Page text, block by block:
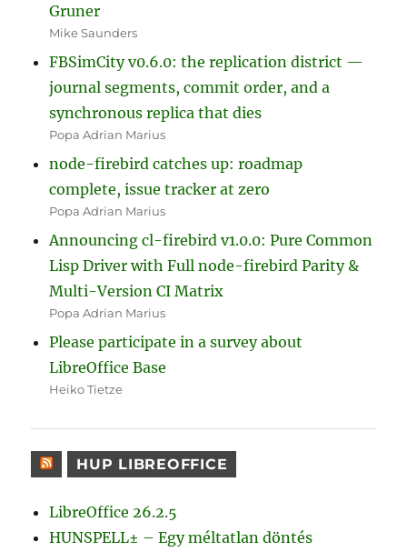
Gruner
Mike Saunders
FBSimCity v0.6.0: the replication district —
journal segments, commit order, and a
synchronous replica that dies
Popa Adrian Marius
node-firebird catches up: roadmap
complete, issue tracker at zero
Popa Adrian Marius
Announcing cl-firebird v1.0.0: Pure Common
Lisp Driver with Full node-firebird Parity &
Multi-Version CI Matrix
Popa Adrian Marius
Please participate in a survey about
LibreOffice Base
Heiko Tietze
HUP LIBREOFFICE
LibreOffice 26.2.5
HUNSPELL± – Egy méltatlan döntés